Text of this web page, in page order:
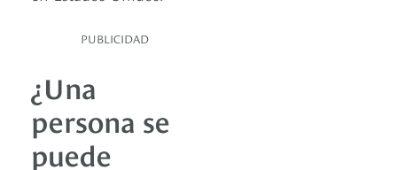
PUBLICIDAD
¿Una
persona se
puede